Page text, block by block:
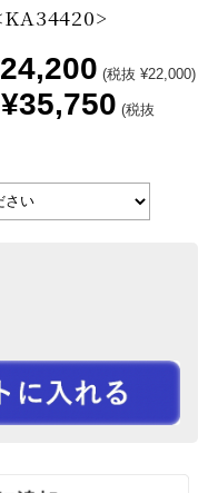
(税抜 ¥22,000)
¥35,750 (税抜